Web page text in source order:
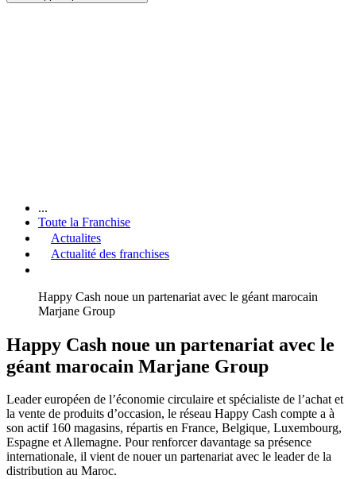
...
Toute la Franchise
Actualites
Actualité des franchises
Happy Cash noue un partenariat avec le géant marocain
Marjane Group
Happy Cash noue un partenariat avec le
géant marocain Marjane Group
Leader européen de l’économie circulaire et spécialiste de l’achat et
la vente de produits d’occasion, le réseau Happy Cash compte a à
son actif 160 magasins, répartis en France, Belgique, Luxembourg,
Espagne et Allemagne. Pour renforcer davantage sa présence
internationale, il vient de nouer un partenariat avec le leader de la
distribution au Maroc.